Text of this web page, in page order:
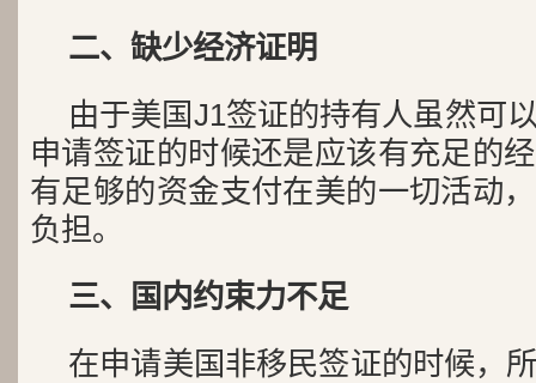
二、缺少经济证明
由于美国J1签证的持有人虽然可
申请签证的时候还是应该有充足的
有足够的资金支付在美的一切活动
负担。
三、国内约束力不足
在申请美国非移民签证的时候，